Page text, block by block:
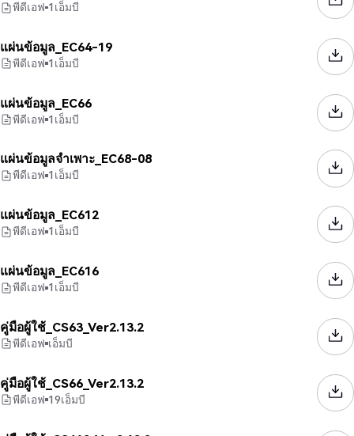
พีดีเอฟ 1เอ็มบี
แผ่นข้อมูล_EC64-19
พีดีเอฟ 1เอ็มบี
แผ่นข้อมูล_EC66
พีดีเอฟ 1เอ็มบี
แผ่นข้อมูลจำเพาะ_EC68-08
พีดีเอฟ 1เอ็มบี
แผ่นข้อมูล_EC612
พีดีเอฟ 1เอ็มบี
แผ่นข้อมูล_EC616
พีดีเอฟ 1เอ็มบี
คู่มือผู้ใช้_CS63_Ver2.13.2
พีดีเอฟ เอ็มบี
คู่มือผู้ใช้_CS66_Ver2.13.2
พีดีเอฟ 19เอ็มบี